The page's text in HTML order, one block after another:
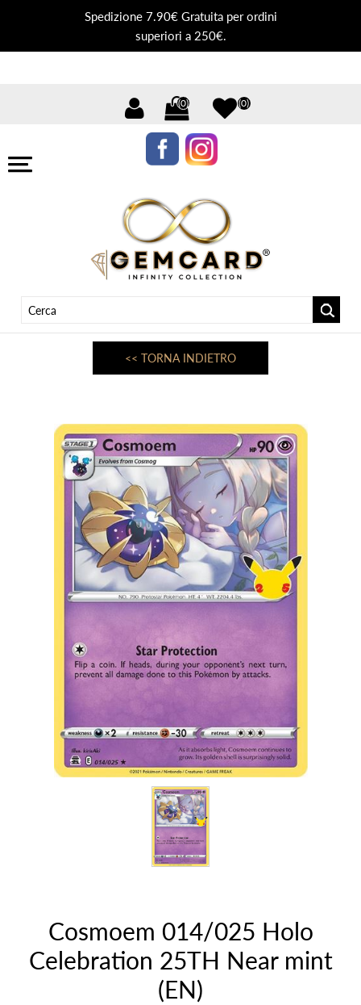
Spedizione 7.90€ Gratuita per ordini
superiori a 250€.
(0) (0)
<< TORNA INDIETRO
Cosmoem 014/025 Holo
Celebration 25TH Near mint
(EN)